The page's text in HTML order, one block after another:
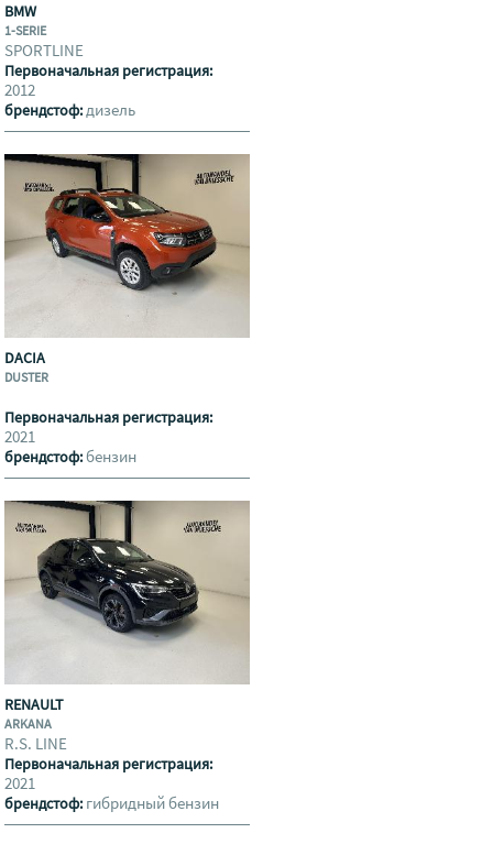
BMW
1-SERIE
SPORTLINE
Первоначальная регистрация:
2012
брендстоф:дизель
DACIA
DUSTER
Первоначальная регистрация:
2021
брендстоф:бензин
RENAULT
ARKANA
R.S. LINE
Первоначальная регистрация:
2021
брендстоф: гибридный бензин